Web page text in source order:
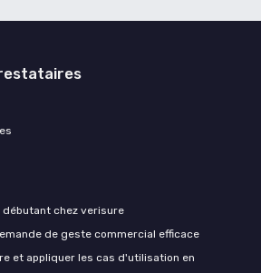
chez verisure
de geste commercial efficace
et appliquer les cas d'utilisation en